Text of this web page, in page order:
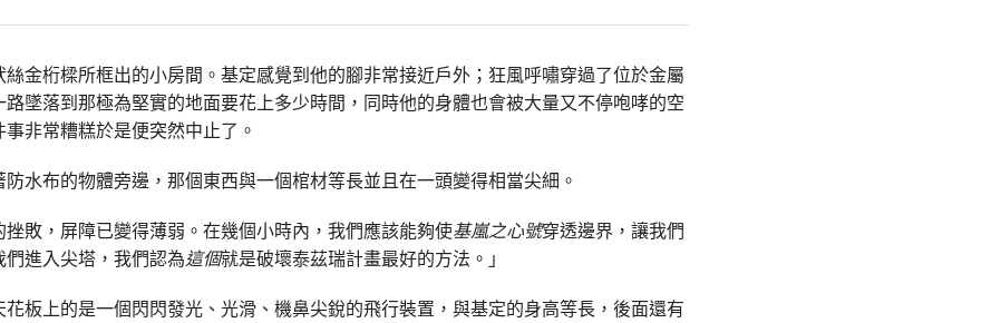
金桁樑所框出的小房間。基定感覺到他的腳非常接近戶外；狂風呼嘯穿過了位於金屬
墜落到那極為堅實的地面要花上多少時間，同時他的身體也會被大量又不停咆哮的空
非常糟糕於是便突然中止了。
水布的物體旁邊，那個東西與一個棺材等長並且在一頭變得相當尖細。
挫敗，屏障已變得薄弱。在幾個小時內，我們應該能夠使基嵐之心號穿透邊界，讓我們
進入尖塔，我們認為這個就是破壞泰茲瑞計畫最好的方法。」
板上的是一個閃閃發光、光滑、機鼻尖銳的飛行裝置，與基定的身高等長，後面還有